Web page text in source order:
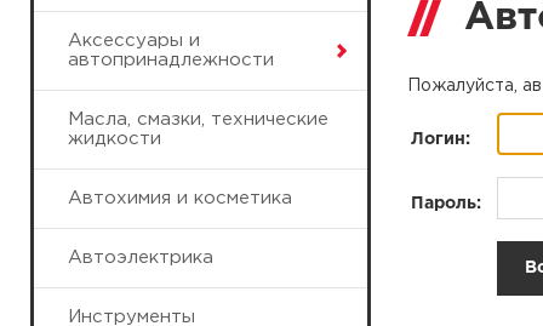
Аксессуары и
автопринадлежности
Масла, смазки, технические
жидкости
Автохимия и косметика
Автоэлектрика
Инструменты
Пожалуйста,
Логин:
Пароль: